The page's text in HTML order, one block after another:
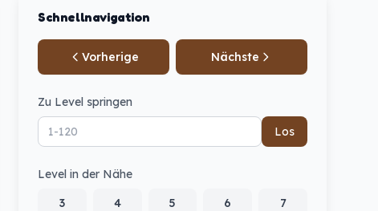
Schnellnavigation
Vorherige Nächste
Zu Level springen
Los
Level in der Nähe
3
4 5 6 7